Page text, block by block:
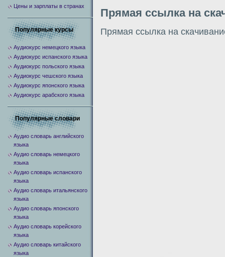
Прямая ссылка на
Прямая ссылка на
Цены и зарплаты в странах
Популярные курсы
Аудиокурс немецкого языка
Аудиокурс испанского языка
Аудиокурс польского языка
Аудиокурс чешского языка
Аудиокурс японского языка
Аудиокурс арабского языка
Популярные словари
Аудио словарь английского
языка
Аудио словарь немецкого
языка
Аудио словарь испанского
языка
Аудио словарь итальянского
языка
Аудио словарь японского
языка
Аудио словарь корейского
языка
Аудио словарь китайского
языка